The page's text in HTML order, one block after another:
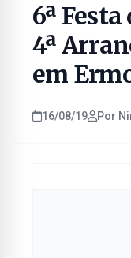
6ª
4ª
em
16/08/19 Por